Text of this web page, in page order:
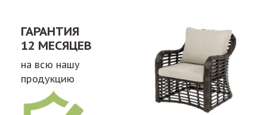
ГАРАНТИЯ
12 МЕСЯЦЕВ
на всю нашу
продукцию